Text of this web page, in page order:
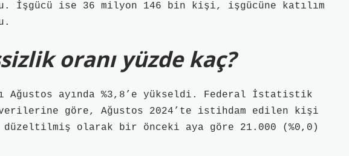
İşgücü ise 36 milyon 146 bin kişi, işgücüne katılım
oranı yüzde kaç?
Ağustos ayında %3,8’e yükseldi. Federal İstatistik
göre, Ağustos 2024’te istihdam edilen kişi
düzeltilmiş olarak bir önceki aya göre 21.000 (%0,0)